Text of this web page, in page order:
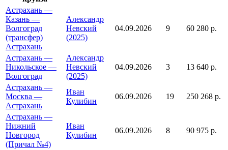
Астрахань —
Казань —
Волгоград
(трансфер)
Астрахань
Александр
Невский
(2025)
04.09.2026 9 60 280 р.
Астрахань —
Никольское —
Волгоград
Александр
Невский
(2025)
04.09.2026 3 13 640 р.
Астрахань —
Москва —
Астрахань
Иван
Кулибин
06.09.2026 19 250 268 р.
Астрахань —
Нижний
Новгород
(Причал №4)
Иван
Кулибин
06.09.2026 8 90 975 р.